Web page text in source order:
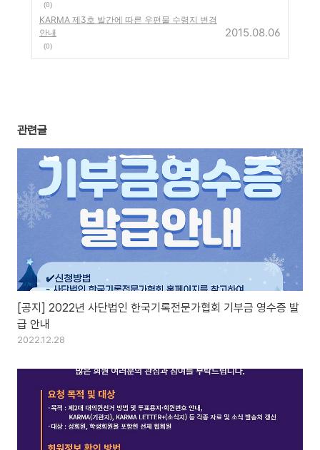
(0)
KARMA 제3호 발간에 따른 우편물 수령지 변경
안내
(0)
2015.08.06
관련글
[공지] 2022년 사단법인 한국기록전문가협회 기부금 영수증 발
급 안내
2022.12.28